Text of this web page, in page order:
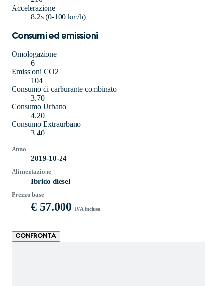
Accelerazione
8.2s (0-100 km/h)
Consumi ed emissioni
Omologazione
6
Emissioni CO2
104
Consumo di carburante combinato
3.70
Consumo Urbano
4.20
Consumo Extraurbano
3.40
Anno
2019-10-24
Alimentazione
Ibrido diesel
Prezzo base
€ 57.000 IVA inclusa
CONFRONTA